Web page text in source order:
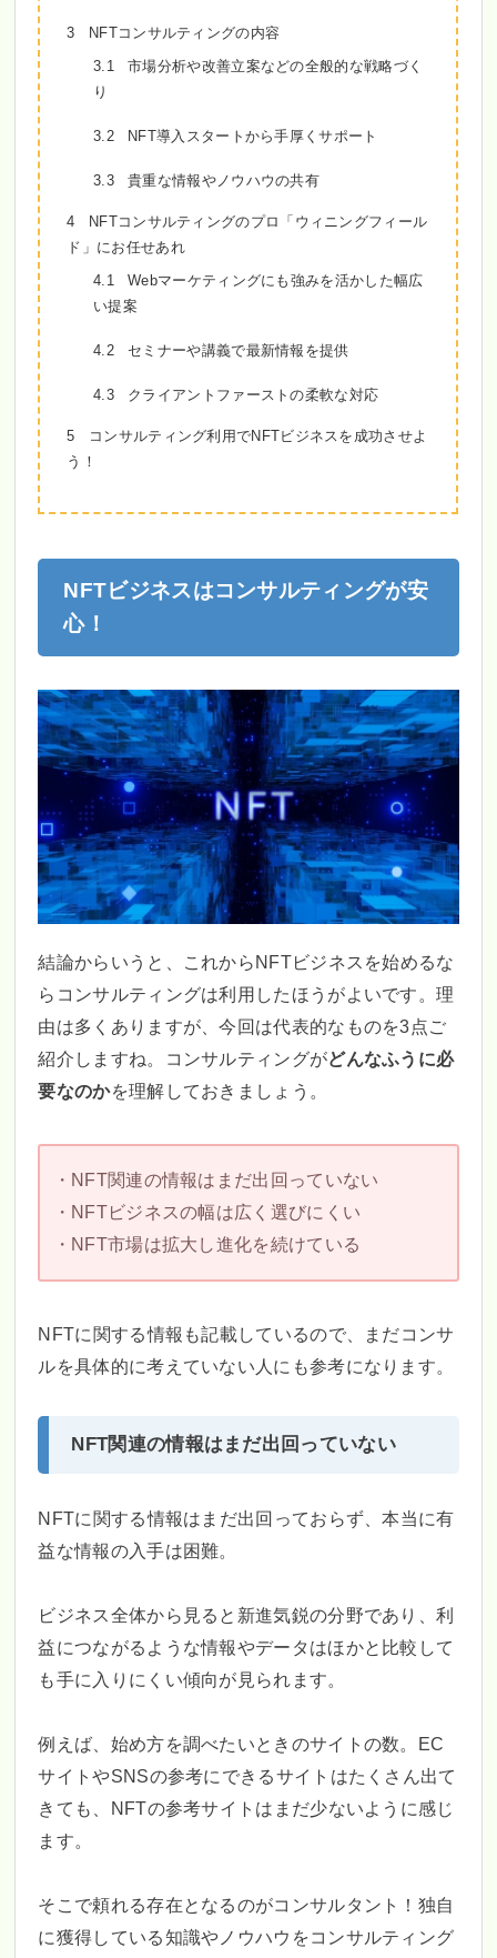
3
NFTコンサルティングの内容
3.1
市場分析や改善立案などの全般的な戦略づく
り
3.2 NFT導入スタートから手厚くサポート
3.3 貴重な情報やノウハウの共有
4
NFTコンサルティングのプロ「ウィニングフィール
ド」にお任せあれ
4.1
Webマーケティングにも強みを活かした幅広
い提案
4.2 セミナーや講義で最新情報を提供
4.3 クライアントファーストの柔軟な対応
5
コンサルティング利用でNFTビジネスを成功させよ
う！
NFTビジネスはコンサルティングが安
心！
結論からいうと、これからNFTビジネスを始めるな
らコンサルティングは利用したほうがよいです。理
由は多くありますが、今回は代表的なものを3点ご
紹介しますね。コンサルティングがどんなふうに必
要なのかを理解しておきましょう。
・NFT関連の情報はまだ出回っていない
・NFTビジネスの幅は広く選びにくい
・NFT市場は拡大し進化を続けている
NFTに関する情報も記載しているので、まだコンサ
ルを具体的に考えていない人にも参考になります。
NFT関連の情報はまだ出回っていない
NFTに関する情報はまだ出回っておらず、本当に有
益な情報の入手は困難。
ビジネス全体から見ると新進気鋭の分野であり、利
益につながるような情報やデータはほかと比較して
も手に入りにくい傾向が見られます。
例えば、始め方を調べたいときのサイトの数。EC
サイトやSNSの参考にできるサイトはたくさん出て
きても、NFTの参考サイトはまだ少ないように感じ
ます。
そこで頼れる存在となるのがコンサルタント！独自
に獲得している知識やノウハウをコンサルティング